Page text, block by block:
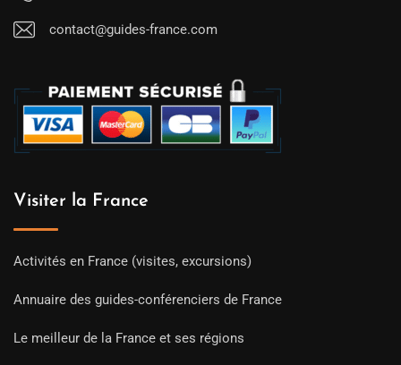
contact@guides-france.com
Visiter la France
Activités en France (visites, excursions)
Annuaire des guides-conférenciers de France
Le meilleur de la France et ses régions